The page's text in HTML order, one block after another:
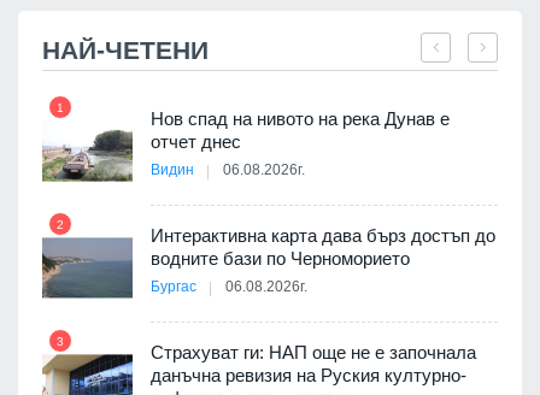
НАЙ-ЧЕТЕНИ
1
Нов спад на нивото на река Дунав е
отчет днес
Видин 06.08.2026г.
2
Интерактивна карта дава бърз достъп до
водните бази по Черноморието
Бургас 06.08.2026г.
3
Страхуват ги: НАП още не е започнала
данъчна ревизия на Руския културно-